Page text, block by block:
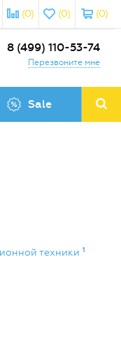
(0)
(0)
(0)
8 (499) 110-53-74
Перезвоните мне
Sale
техники 1